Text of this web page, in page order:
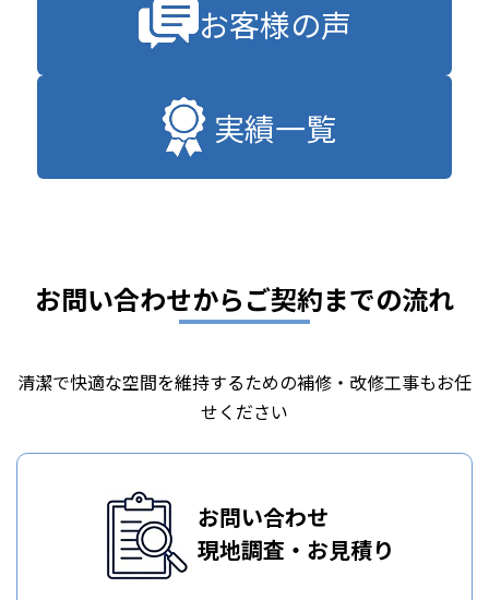
お客様の声
実績一覧
お問い合わせからご契約までの流れ
清潔で快適な空間を維持するための補修・改修工事もお任
せください
お問い合わせ
現地調査・お見積り